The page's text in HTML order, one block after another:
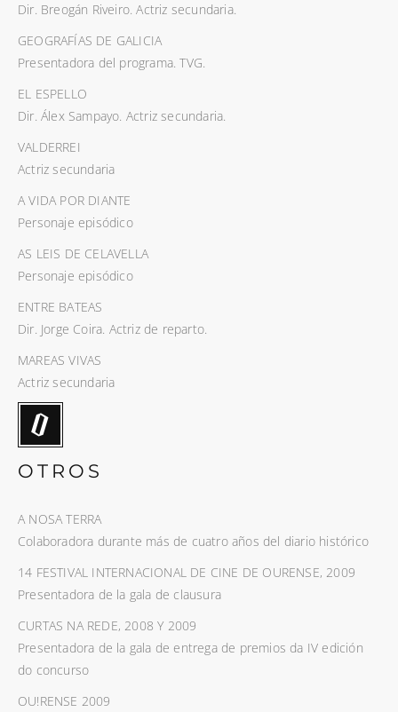
Dir. Breogán Riveiro. Actriz secundaria.
GEOGRAFÍAS DE GALICIA
Presentadora del programa. TVG.
EL ESPELLO
Dir. Álex Sampayo. Actriz secundaria.
VALDERREI
Actriz secundaria
A VIDA POR DIANTE
Personaje episódico
AS LEIS DE CELAVELLA
Personaje episódico
ENTRE BATEAS
Dir. Jorge Coira. Actriz de reparto.
MAREAS VIVAS
Actriz secundaria
OTROS
A NOSA TERRA
Colaboradora durante más de cuatro años del diario histórico
14 FESTIVAL INTERNACIONAL DE CINE DE OURENSE, 2009
Presentadora de la gala de clausura
CURTAS NA REDE, 2008 Y 2009
Presentadora de la gala de entrega de premios da IV edición
do concurso
OU!RENSE 2009